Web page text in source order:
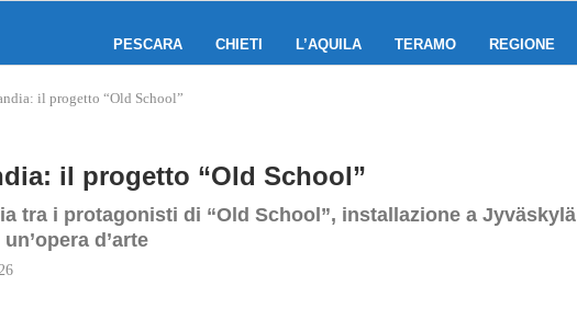
PESCARA CHIETI L’AQUILA TERAMO REGIONE
il progetto “Old School”
il progetto “Old School”
tra i protagonisti di “Old School”, installazione a Jyväskylä
d’arte